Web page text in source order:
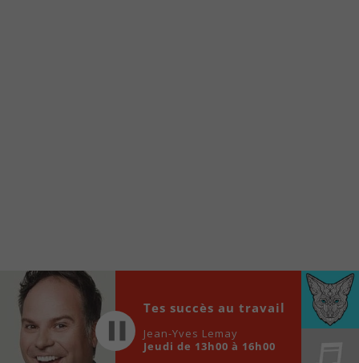
locale vous sont maintenant accessibles en un clic!
Audio
Player
00:00
Tes succès au travail
Jean-Yves Lemay
Jeudi de 13h00 à 16h00